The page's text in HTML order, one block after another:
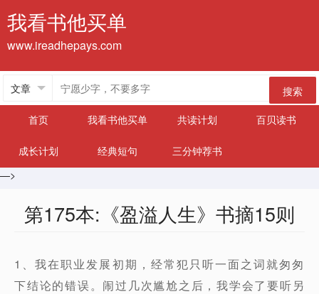
我看书他买单
www.ireadhepays.com
搜索
首页
我看书他买单 共读计划 百贝读书
成长计划 经典短句
三分钟荐书
—>
第175本:《盈溢人生》书摘15则
1、我在职业发展初期，经常犯只听一面之词就匆匆
下结论的错误。闹过几次尴尬之后，我学会了要听另